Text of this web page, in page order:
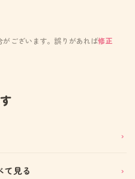
ございます。誤りがあれば修正
見る